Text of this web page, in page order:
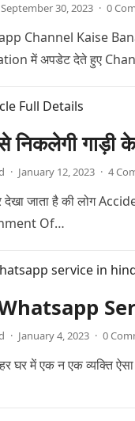
September 30, 2023 · 0
Channel Kaise
में अपडेट देते हुए
निकलेगी गाड़ी
· January 12, 2023 · 4
जाता है की लोग
Of…
· January 4, 2023 · 0
घर में एक न एक व्यक्ति